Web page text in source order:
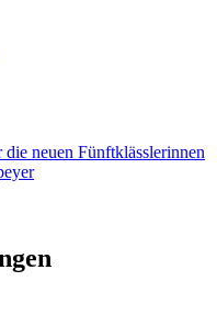
neuen Fünftklässlerinnen